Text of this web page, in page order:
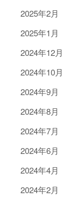
2025年2月
2025年1月
2024年12月
2024年10月
2024年9月
2024年8月
2024年7月
2024年6月
2024年4月
2024年2月